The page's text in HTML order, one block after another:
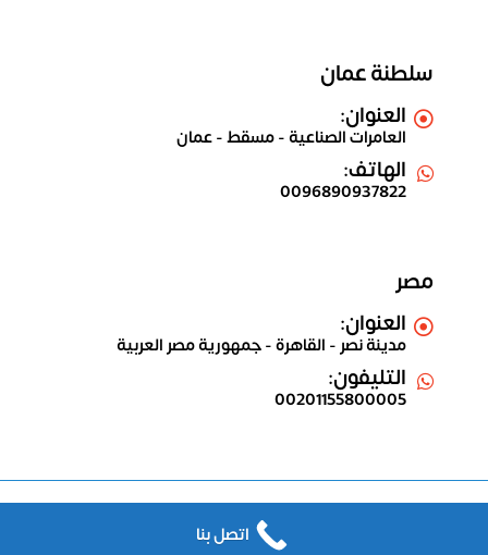
سلطنة عمان
العنوان:
العامرات الصناعية - مسقط - عمان
الهاتف:
0096890937822
مصر
العنوان:
مدينة نصر - القاهرة - جمهورية مصر العربية
التليفون:
00201155800005
Shams IT for Information
Technology
اتصل بنا